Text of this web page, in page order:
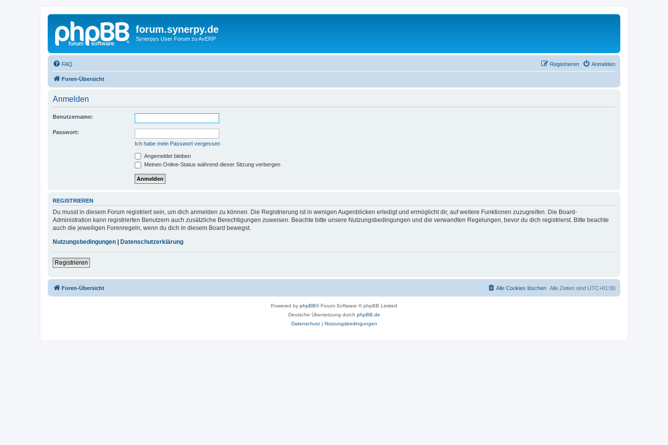
forum.synerpy.de
Synerpys User Forum zu AvERP
FAQ Anmelden
Registrieren
Foren-Übersicht
Anmelden
Benutzername:
Passwort:
Ich habe mein Passwort vergessen
Angemeldet bleiben
Meinen Online-Status während dieser Sitzung verbergen
REGISTRIEREN
Du musst in diesem Forum registriert sein, um dich anmelden zu können. Die Registrierung ist in wenigen Augenblicken erledigt und ermöglicht dir, auf weitere Funktionen zuzugreifen. Die Board-
Administration kann registrierten Benutzern auch zusätzliche Berechtigungen zuweisen. Beachte bitte unsere Nutzungsbedingungen und die verwandten Regelungen, bevor du dich registrierst. Bitte beachte
auch die jeweiligen Forenregeln, wenn du dich in diesem Board bewegst.
Nutzungsbedingungen
Datenschutzerklärung
Registrieren
Foren-Übersicht Alle Zeiten sind UTC+01:00
Alle Cookies löschen
Powered by phpBB® Forum Software © phpBB Limited
Deutsche Übersetzung durch phpBB.de
Datenschutz| Nutzungsbedingungen